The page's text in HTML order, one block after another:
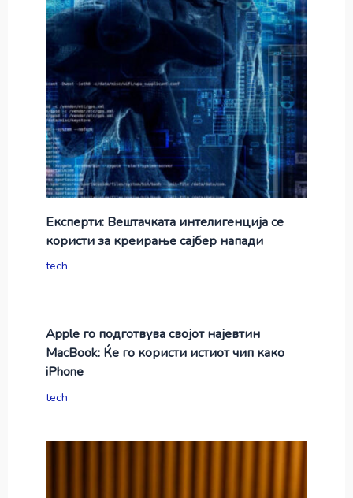
Експерти: Вештачката интелигенција се
користи за креирање сајбер напади
tech
Apple го подготвува својот најевтин
MacBook: Ќе го користи истиот чип како
iPhone
tech